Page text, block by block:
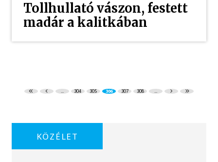
Tollhullató vászon, festett
madár a kalitkában
... 304 305 306 307 308 ...
KÖZÉLET